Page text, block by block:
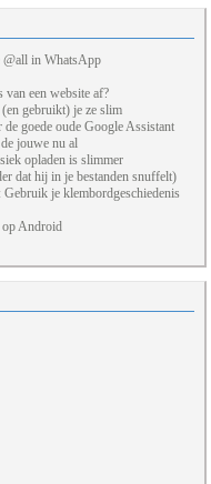
in WhatsApp
van een website af?
gebruikt) je ze slim
goede oude Google Assistant
jouwe nu al
opladen is slimmer
dat hij in je bestanden snuffelt)
je klembordgeschiedenis
op Android